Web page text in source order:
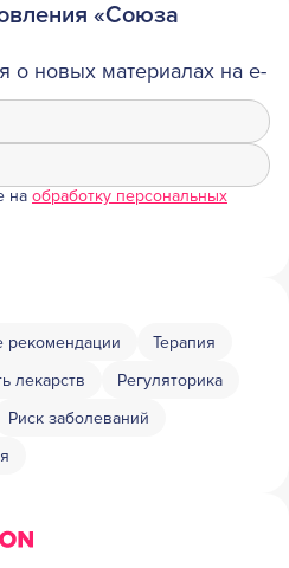
«Союза
о новых материалах на e-
на обработку персональных
рекомендации
Терапия
лекарств
Регуляторика
Риск заболеваний